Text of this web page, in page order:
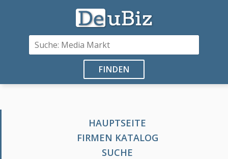
FINDEN
HAUPTSEITE
FIRMEN KATALOG
SUCHE